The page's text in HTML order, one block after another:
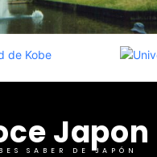
Japon
SABER DE JAPÓN